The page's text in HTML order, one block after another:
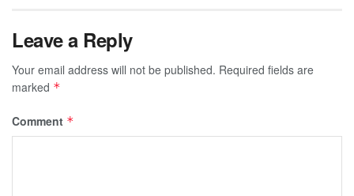
Leave a Reply
Your email address will not be published. Required fields are
marked *
Comment *